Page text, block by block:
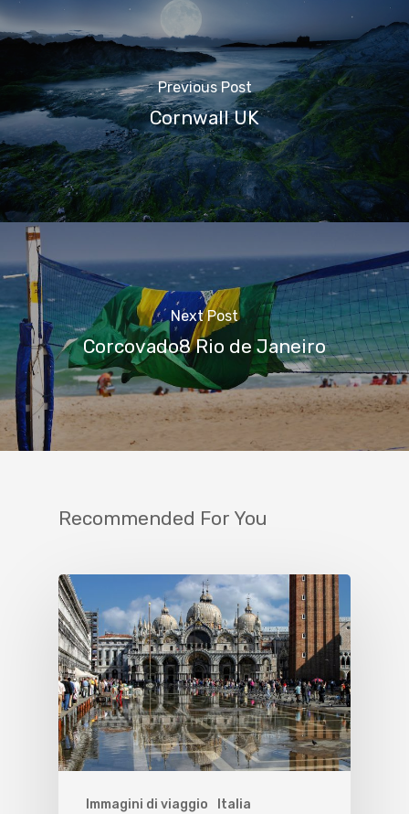
Previous Post
Cornwall UK
Next Post
Corcovado8 Rio de Janeiro
Recommended For You
Immagini di viaggio Italia